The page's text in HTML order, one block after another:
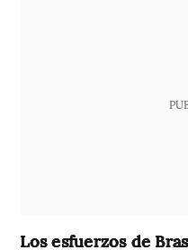
Los esfuerzos de